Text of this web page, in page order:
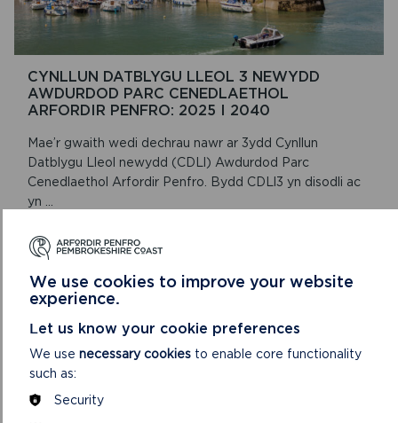
CYNLLUN DATBLYGU LLEOL 3 NEWYDD
AWDURDOD PARC CENEDLAETHOL
ARFORDIR PENFRO: 2025 I 2040
Mae’r gwaith wedi dechrau nawr ar 3ydd Cynllun
Datblygu Lleol newydd (CDLl) Awdurdod Parc
Cenedlaethol Arfordir Penfro. Bydd CDLl3 yn disodli ac
yn ...
DARLLENWCH FWY
CYNLLUN
DATBLYGU
NEWYDD
PARC
We use cookies to improve your website
experience.
Let us know your cookie preferences
We use necessary cookies to enable core functionality
such as:
Security